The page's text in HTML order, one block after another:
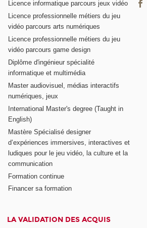
Licence informatique parcours jeux vidéo
Licence professionnelle métiers du jeu
vidéo parcours arts numériques
Licence professionnelle métiers du jeu
vidéo parcours game design
Diplôme d'ingénieur spécialité
informatique et multimédia
Master audiovisuel, médias interactifs
numériques, jeux
International Master's degree (Taught in
English)
Mastère Spécialisé designer
d’expériences immersives, interactives et
ludiques pour le jeu vidéo, la culture et la
communication
Formation continue
Financer sa formation
LA VALIDATION DES ACQUIS